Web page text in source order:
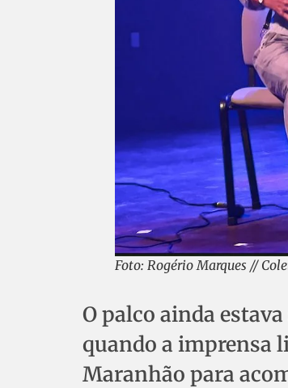
Foto: Rogério Marques //
O palco ainda
quando a imprensa
Maranhão para